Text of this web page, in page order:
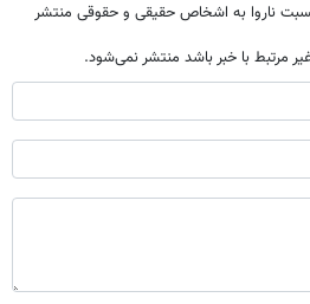
ناروا به اشخاص حقیقی و حقوقی منتشر
مرتبط با خبر باشد منتشر نمی‌شود.